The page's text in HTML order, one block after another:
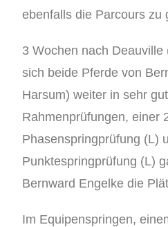
ebenfalls die Parcours zu
3 Wochen nach
sich beide Pferde von
Harsum) weiter in sehr
Rahmenprüfungen, einer
Phasenspringprüfung (L)
Punktespringprüfung (L)
Bernward Engelke die
Im Equipenspringen,